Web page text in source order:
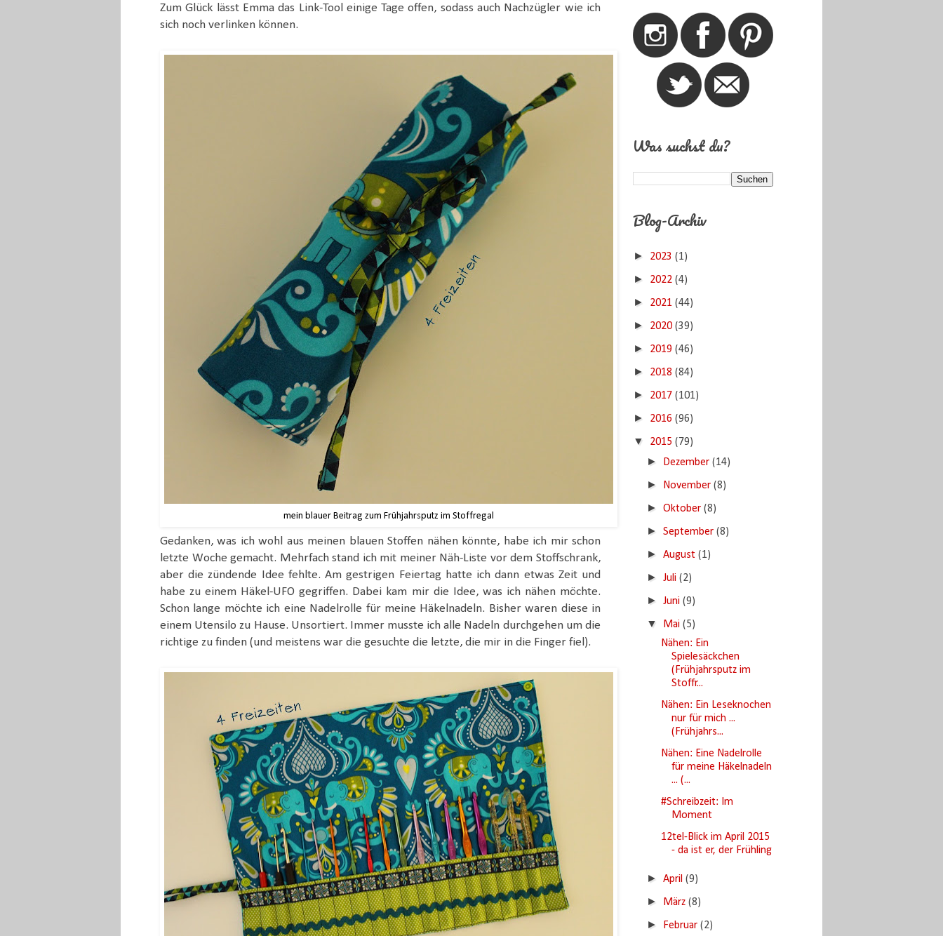
Zum Glück lässt Emma das Link-Tool einige Tage offen, sodass auch Nachzügler wie ich
sich noch verlinken können.
mein blauer Beitrag zum Frühjahrsputz im Stoffregal
Gedanken, was ich wohl aus meinen blauen Stoffen nähen könnte, habe ich mir schon
letzte Woche gemacht. Mehrfach stand ich mit meiner Näh-Liste vor dem Stoffschrank,
aber die zündende Idee fehlte. Am gestrigen Feiertag hatte ich dann etwas Zeit und
habe zu einem Häkel-UFO gegriffen. Dabei kam mir die Idee, was ich nähen möchte.
Schon lange möchte ich eine Nadelrolle für meine Häkelnadeln. Bisher waren diese in
einem Utensilo zu Hause. Unsortiert. Immer musste ich alle Nadeln durchgehen um die
richtige zu finden (und meistens war die gesuchte die letzte, die mir in die Finger fiel).
Was suchst du?
Blog-Archiv
► 2023 (1)
► 2022 (4)
► 2021 (44)
► 2020 (39)
► 2019 (46)
► 2018 (84)
► 2017 (101)
► 2016 (96)
▼ 2015 (79)
► Dezember(14)
► November(8)
►Oktober(8)
►September(8)
►August(1)
►Juli(2)
►Juni(9)
▼ Mai(5)
Nähen: Ein
Spielesäckchen
(Frühjahrsputz im
Stoffr...
Nähen: Ein Leseknochen
nur für mich ...
(Frühjahrs...
Nähen: Eine Nadelrolle
für meine Häkelnadeln
... (...
#Schreibzeit: Im
Moment
12tel-Blick im April 2015
- da ist er, der Frühling
►April(9)
► März(8)
► Februar(2)